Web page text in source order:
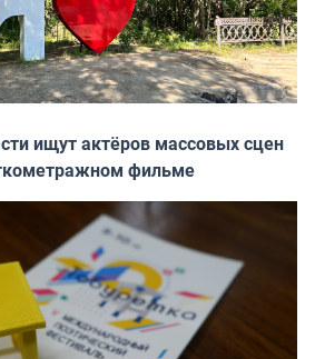
ищут актёров массовых сцен
фильме